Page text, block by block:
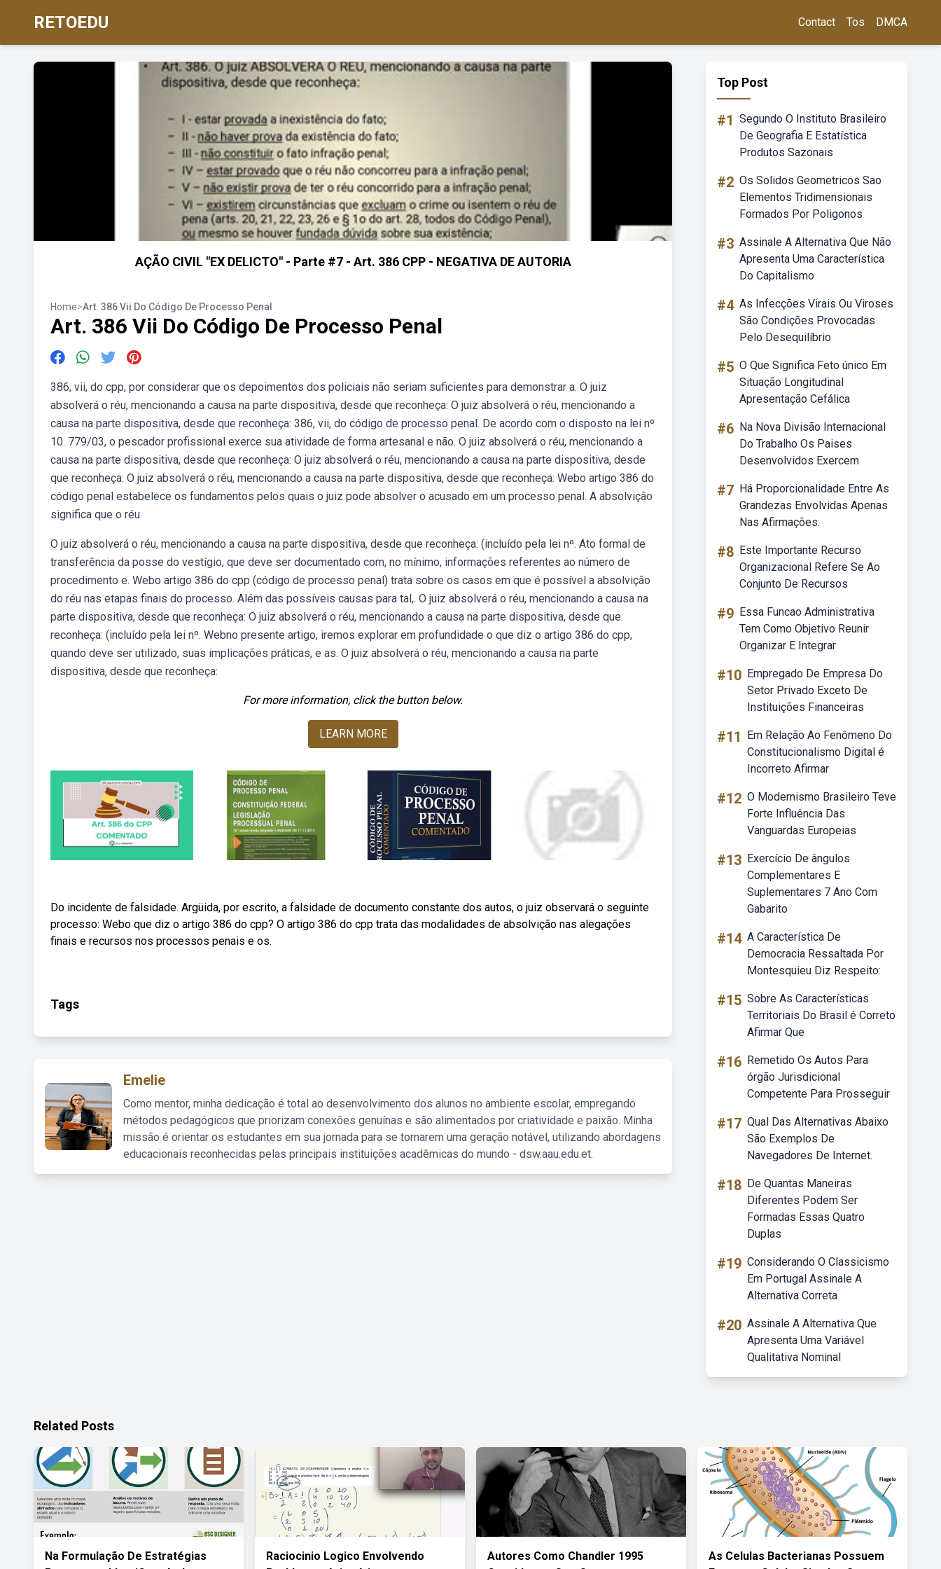
RETOEDU Contact Tos DMCA
AÇÃO CIVIL "EX DELICTO" - Parte #7 - Art. 386 CPP - NEGATIVA DE AUTORIA
Home>Art. 386 Vii Do Código De Processo Penal
Art. 386 Vii Do Código De Processo Penal
386, vii, do cpp, por considerar que os depoimentos dos policiais não seriam suficientes para demonstrar a. O juiz
absolverá o réu, mencionando a causa na parte dispositiva, desde que reconheça: O juiz absolverá o réu, mencionando a
causa na parte dispositiva, desde que reconheça: 386, vii, do código de processo penal. De acordo com o disposto na lei nº
10. 779/03, o pescador profissional exerce sua atividade de forma artesanal e não. O juiz absolverá o réu, mencionando a
causa na parte dispositiva, desde que reconheça: O juiz absolverá o réu, mencionando a causa na parte dispositiva, desde
que reconheça: O juiz absolverá o réu, mencionando a causa na parte dispositiva, desde que reconheça: Webo artigo 386 do
código penal estabelece os fundamentos pelos quais o juiz pode absolver o acusado em um processo penal. A absolvição
significa que o réu.
O juiz absolverá o réu, mencionando a causa na parte dispositiva, desde que reconheça: (incluído pela lei nº. Ato formal de
transferência da posse do vestígio, que deve ser documentado com, no mínimo, informações referentes ao número de
procedimento e. Webo artigo 386 do cpp (código de processo penal) trata sobre os casos em que é possível a absolvição
do réu nas etapas finais do processo. Além das possíveis causas para tal,. O juiz absolverá o réu, mencionando a causa na
parte dispositiva, desde que reconheça: O juiz absolverá o réu, mencionando a causa na parte dispositiva, desde que
reconheça: (incluído pela lei nº. Webno presente artigo, iremos explorar em profundidade o que diz o artigo 386 do cpp,
quando deve ser utilizado, suas implicações práticas, e as. O juiz absolverá o réu, mencionando a causa na parte
dispositiva, desde que reconheça:
For more information, click the button below.
LEARN MORE
Do incidente de falsidade. Argüida, por escrito, a falsidade de documento constante dos autos, o juiz observará o seguinte
processo: Webo que diz o artigo 386 do cpp? O artigo 386 do cpp trata das modalidades de absolvição nas alegações
finais e recursos nos processos penais e os.
Tags
Emelie
Como mentor, minha dedicação é total ao desenvolvimento dos alunos no ambiente escolar, empregando
métodos pedagógicos que priorizam conexões genuínas e são alimentados por criatividade e paixão. Minha
missão é orientar os estudantes em sua jornada para se tornarem uma geração notável, utilizando abordagens
educacionais reconhecidas pelas principais instituições acadêmicas do mundo - dsw.aau.edu.et.
Top Post
#1 Segundo O Instituto Brasileiro
De Geografia E Estatística
Produtos Sazonais
#2 Os Solidos Geometricos Sao
Elementos Tridimensionais
Formados Por Poligonos
#3 Assinale A Alternativa Que Não
Apresenta Uma Característica
Do Capitalismo
#4 As Infecções Virais Ou Viroses
São Condições Provocadas
Pelo Desequilíbrio
#5 O Que Significa Feto único Em
Situação Longitudinal
Apresentação Cefálica
#6 Na Nova Divisão Internacional
Do Trabalho Os Paises
Desenvolvidos Exercem
#7 Há Proporcionalidade Entre As
Grandezas Envolvidas Apenas
Nas Afirmações:
#8 Este Importante Recurso
Organizacional Refere Se Ao
Conjunto De Recursos
#9 Essa Funcao Administrativa
Tem Como Objetivo Reunir
Organizar E Integrar
#10 Empregado De Empresa Do
Setor Privado Exceto De
Instituições Financeiras
#11
Em Relação Ao Fenômeno Do
Constitucionalismo Digital é
Incorreto Afirmar
#12 O Modernismo Brasileiro Teve
Forte Influência Das
Vanguardas Europeias
#13 Exercício De ângulos
Complementares E
Suplementares 7 Ano Com
Gabarito
#14 A Característica De
Democracia Ressaltada Por
Montesquieu Diz Respeito:
#15 Sobre As Características
Territoriais Do Brasil é Correto
Afirmar Que
#16 Remetido Os Autos Para
órgão Jurisdicional
Competente Para Prosseguir
#17 Qual Das Alternativas Abaixo
São Exemplos De
Navegadores De Internet.
#18 De Quantas Maneiras
Diferentes Podem Ser
Formadas Essas Quatro
Duplas
#19 Considerando O Classicismo
Em Portugal Assinale A
Alternativa Correta
#20 Assinale A Alternativa Que
Apresenta Uma Variável
Qualitativa Nominal
Related Posts
Na Formulação De Estratégias
Raciocinio Logico Envolvendo
Autores Como Chandler 1995
As Celulas Bacterianas Possuem